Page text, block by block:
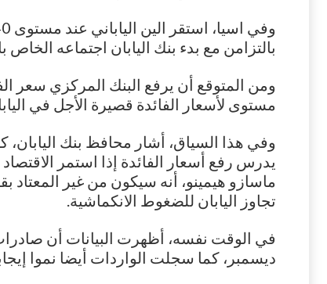
بالتزامن مع بدء بنك اليابان اجتماعه
مستوى لأسعار الفائدة قصيرة الأجل في اليابان منذ
وفي هذا السياق، أشار محافظ بنك اليابان،
يدرس رفع أسعار الفائدة إذا استمر
ماسازو هيمينو، أنه سيكون من غير المعتاد
تجاوز اليابان للضغوط الانكماشية.
في الوقت نفسه، أظهرت البيانات أن
ديسمبر، كما سجلت الواردات أيضا نموا